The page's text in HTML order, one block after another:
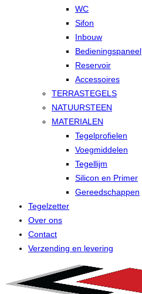
WC
Sifon
Inbouw
Bedieningspaneel
Reservoir
Accessoires
TERRASTEGELS
NATUURSTEEN
MATERIALEN
Tegelprofielen
Voegmiddelen
Tegellijm
Silicon en Primer
Gereedschappen
Tegelzetter
Over ons
Contact
Verzending en levering